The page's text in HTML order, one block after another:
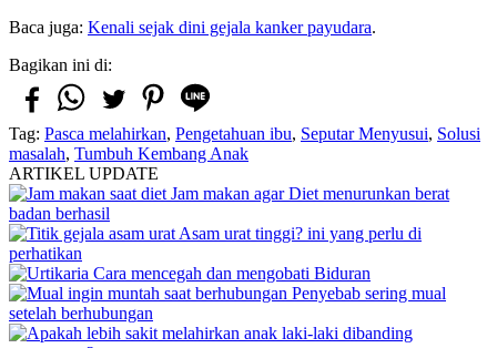
Baca juga: Kenali sejak dini gejala kanker payudara.
Bagikan ini di:
Tag: Pasca melahirkan, Pengetahuan ibu, Seputar Menyusui, Solusi
masalah, Tumbuh Kembang Anak
ARTIKEL UPDATE
Jam makan agar Diet menurunkan berat
badan berhasil
Asam urat tinggi? ini yang perlu di
perhatikan
Cara mencegah dan mengobati Biduran
Penyebab sering mual
setelah berhubungan